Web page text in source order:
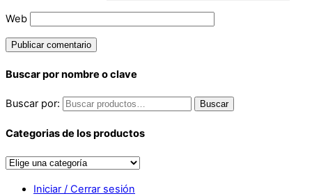
Web
Buscar por nombre o clave
Buscar por: Buscar
Categorias de los productos
Iniciar / Cerrar sesión